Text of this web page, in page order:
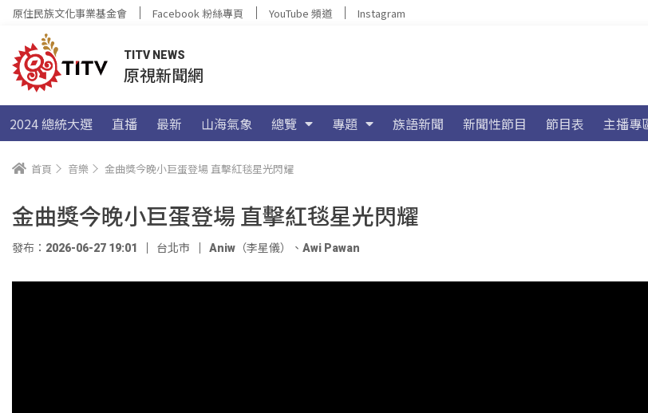
原住民族文化事業基金會 Facebook 粉絲專頁 YouTube 頻道 Instagram
TITV NEWS
原視新聞網
2024 總統大選 直播 最新 山海氣象 總覽 專題 族語新聞 新聞性節目 節目表 主播專
首頁 音樂 金曲獎今晚小巨蛋登場 直擊紅毯星光閃耀
金曲獎今晚小巨蛋登場 直擊紅毯星光閃耀
發布：2026-06-27 19:01 台北市 Aniw（李星儀） 、 Awi Pawan